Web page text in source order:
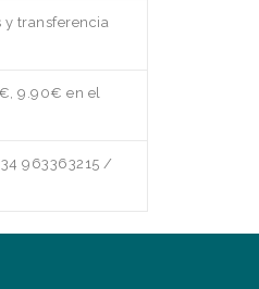
y transferencia
9.90€ en el
963363215 /